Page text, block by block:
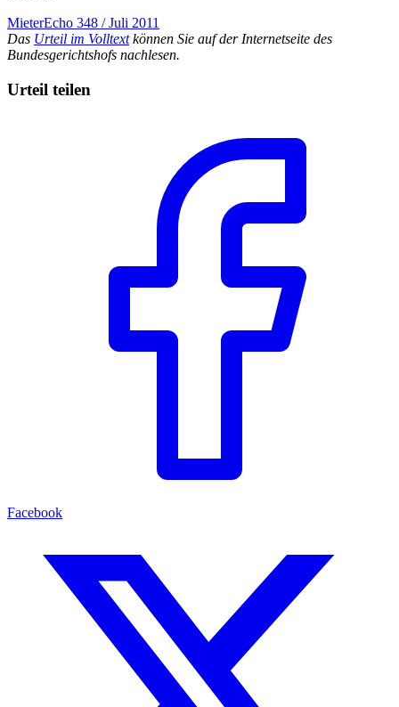
MieterEcho 348 / Juli 2011
Das Urteil im Volltextkönnen Sie auf der Internetseite des
Bundesgerichtshofs nachlesen.
Urteil teilen
Facebook